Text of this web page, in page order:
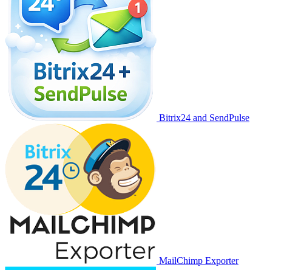
Bitrix24 and SendPulse
MailChimp Exporter